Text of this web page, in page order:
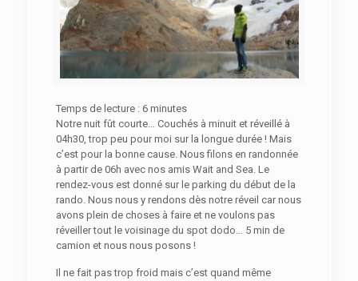
Temps de lecture : 6 minutes
Notre nuit fût courte… Couchés à minuit et réveillé à
04h30, trop peu pour moi sur la longue durée ! Mais
c’est pour la bonne cause. Nous filons en randonnée
à partir de 06h avec nos amis Wait and Sea. Le
rendez-vous est donné sur le parking du début de la
rando. Nous nous y rendons dès notre réveil car nous
avons plein de choses à faire et ne voulons pas
réveiller tout le voisinage du spot dodo… 5 min de
camion et nous nous posons !
Il ne fait pas trop froid mais c’est quand même